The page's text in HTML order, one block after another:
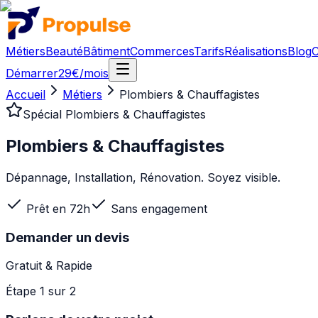
MétiersBeautéBâtimentCommercesTarifsRéalisationsBlog
Démarrer29€/mois
Accueil
Métiers
Plombiers & Chauffagistes
Spécial Plombiers & Chauffagistes
Plombiers & Chauffagistes
Dépannage, Installation, Rénovation. Soyez visible.
Prêt en 72h Sans engagement
Demander un devis
Gratuit & Rapide
Étape 1 sur 2